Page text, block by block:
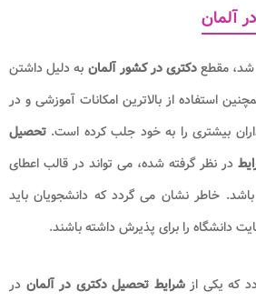
آلمان
شد، مقطعدکتری در کشور آلمان به دلیل داشتن
استفاده از بالاترین امکانات آموزشی و در
بیشتری را به خود جلب کرده است. تحصیل
در نظر گرفته شده، می تواند در قالب اعطای
خاطر نشان می گردد که دانشجویان باید
دانشگاه را برای پذیرش داشته باشند.
که یکی ازشرایط تحصیل دکتری در آلمان در